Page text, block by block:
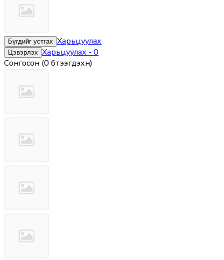
Бүгдийг устгах Харьцуулах
Цэвэрлэх Харьцуулах - 0
Сонгосон (0 бүтээгдэхүүн)